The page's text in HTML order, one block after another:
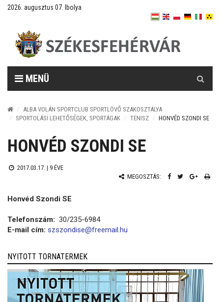
2026. augusztus 07. Ibolya
MENÜ
ALBA VOLÁN SPORTCLUB SPORTLÖVŐ SZAKOSZTÁLYA
SPORTOLÁSI LEHETŐSÉGEK, SPORTÁGAK
TENISZ HONVÉD SZONDI SE
HONVÉD SZONDI SE
2017.03.17. | 9 ÉVE
MEGOSZTÁS:
Honvéd Szondi SE
Telefonszám: 30/235-6984
E-mail cím: szszondise@freemail.hu
NYITOTT TORNATERMEK